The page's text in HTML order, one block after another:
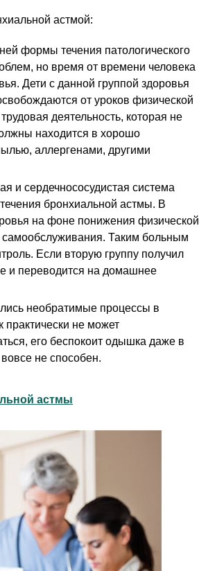
астмой:
формы течения патологического
но время от времени человека
Дети с данной группой здоровья
от уроков физической
деятельность, которая не
находится в хорошо
аллергенами, другими
и сердечнососудистая система
бронхиальной астмы. В
на фоне понижения физической
самообслуживания. Таким больным
Если вторую группу получил
и переводится на домашнее
необратимые процессы в
практически не может
его беспокоит одышка даже в
не способен.
астмы